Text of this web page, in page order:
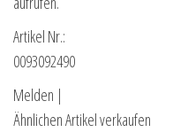
Artikel Nr.:
0093092490
Melden |
Ähnlichen Artikel verkaufen